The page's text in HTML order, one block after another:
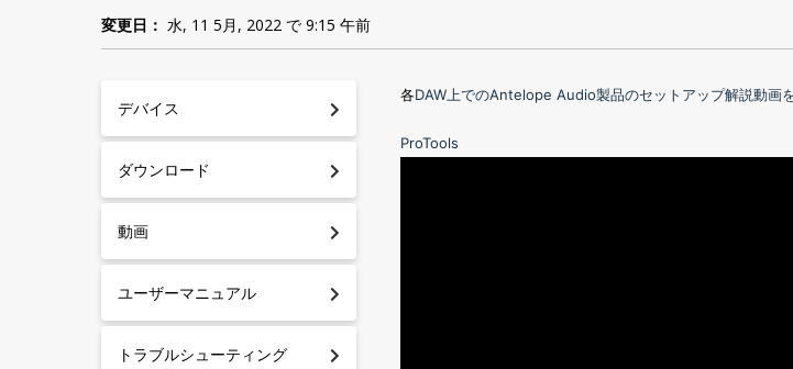
変更日： 水, 11 5月, 2022 で 9:15 午前
デバイス
ダウンロード
動画
ユーザーマニュアル
トラブルシューティング
各DAW上でのAntelope Audio製品のセットアップ解説動画
ProTools